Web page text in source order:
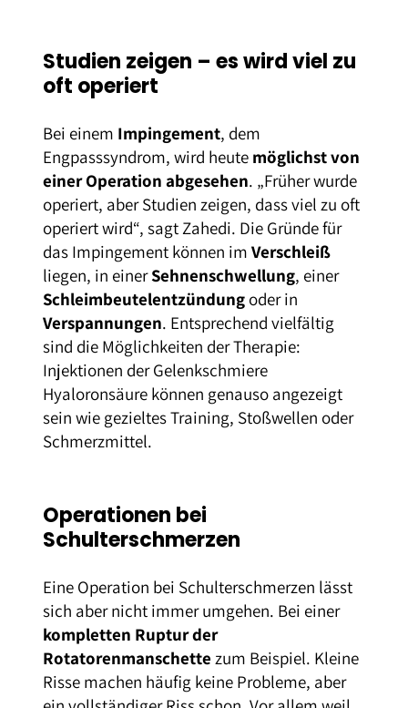
Studien zeigen – es wird viel zu
oft operiert
Bei einem Impingement, dem
Engpasssyndrom, wird heute möglichst von
einer Operation abgesehen. „Früher wurde
operiert, aber Studien zeigen, dass viel zu oft
operiert wird“, sagt Zahedi. Die Gründe für
das Impingement können imVerschleiß
liegen, in einerSehnenschwellung, einer
Schleimbeutelentzündung oder in
Verspannungen. Entsprechend vielfältig
sind die Möglichkeiten der Therapie:
Injektionen der Gelenkschmiere
Hyaloronsäure können genauso angezeigt
sein wie gezieltes Training, Stoßwellen oder
Schmerzmittel.
Operationen bei
Schulterschmerzen
Eine Operation bei Schulterschmerzen lässt
sich aber nicht immer umgehen. Bei einer
kompletten Ruptur der
Rotatorenmanschette zum Beispiel. Kleine
Risse machen häufig keine Probleme, aber